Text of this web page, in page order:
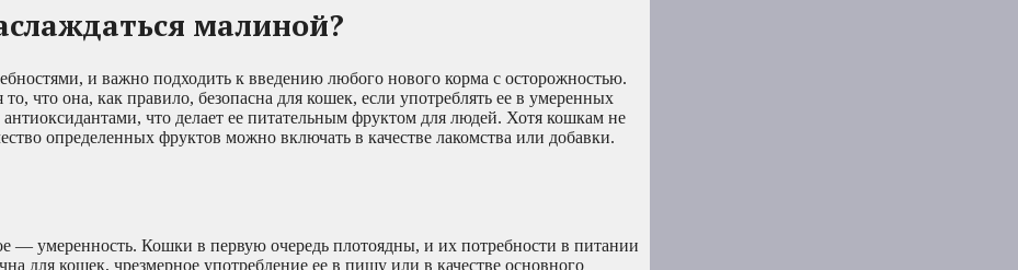
малиной?
и важно подходить к введению любого нового корма с осторожностью.
что она, как правило, безопасна для кошек, если употреблять ее в умеренных
что делает ее питательным фруктом для людей. Хотя кошкам не
определенных фруктов можно включать в качестве лакомства или добавки.
— умеренность. Кошки в первую очередь плотоядны, и их потребности в питании
для кошек, чрезмерное употребление ее в пищу или в качестве основного